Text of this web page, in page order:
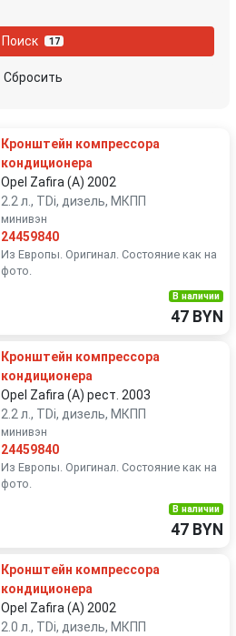
Поиск 17
Сбросить
Кронштейн компрессора
кондиционера
Opel Zafira (A) 2002
2.2 л., TDi, дизель, МКПП
минивэн
24459840
Из Европы. Оригинал. Состояние как на
фото.
В наличии
47 BYN
Кронштейн компрессора
кондиционера
Opel Zafira (A) рест. 2003
2.2 л., TDi, дизель, МКПП
минивэн
24459840
Из Европы. Оригинал. Состояние как на
фото.
В наличии
47 BYN
Кронштейн компрессора
кондиционера
Opel Zafira (A) 2002
2.0 л., TDi, дизель, МКПП